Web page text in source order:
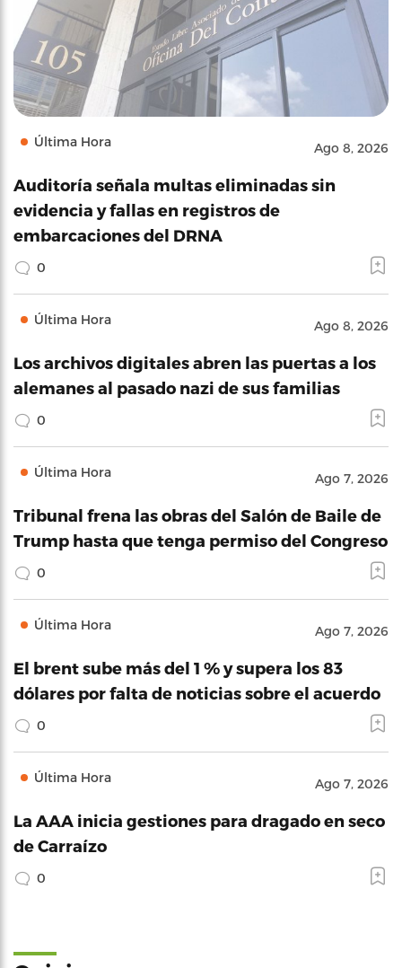
Última Hora Ago 8, 2026
Auditoría señala multas eliminadas sin
evidencia y fallas en registros de
embarcaciones del DRNA
0
Última Hora Ago 8, 2026
Los archivos digitales abren las puertas a los
alemanes al pasado nazi de sus familias
0
Última Hora Ago 7, 2026
Tribunal frena las obras del Salón de Baile de
Trump hasta que tenga permiso del Congreso
0
Última Hora Ago 7, 2026
El brent sube más del 1 % y supera los 83
dólares por falta de noticias sobre el acuerdo
0
Última Hora Ago 7, 2026
La AAA inicia gestiones para dragado en seco
de Carraízo
0